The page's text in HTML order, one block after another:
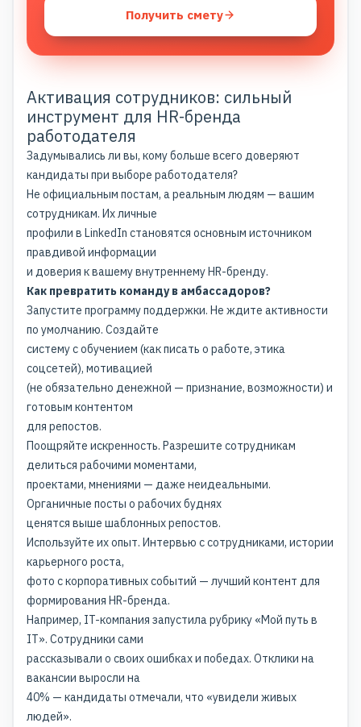
Получить смету
Активация сотрудников: сильный
инструмент для HR-бренда
работодателя
Задумывались ли вы, кому больше всего доверяют
кандидаты при выборе работодателя?
Не официальным постам, а реальным людям — вашим
сотрудникам. Их личные
профили в LinkedIn становятся основным источником
правдивой информации
и доверия к вашему внутреннему HR-бренду.
Как превратить команду в амбассадоров?
Запустите программу поддержки. Не ждите активности
по умолчанию. Создайте
систему с обучением (как писать о работе, этика
соцсетей), мотивацией
(не обязательно денежной — признание, возможности) и
готовым контентом
для репостов.
Поощряйте искренность. Разрешите сотрудникам
делиться рабочими моментами,
проектами, мнениями — даже неидеальными.
Органичные посты о рабочих буднях
ценятся выше шаблонных репостов.
Используйте их опыт. Интервью с сотрудниками, истории
карьерного роста,
фото с корпоративных событий — лучший контент для
формирования HR-бренда.
Например, IT-компания запустила рубрику «Мой путь в
IT». Сотрудники сами
рассказывали о своих ошибках и победах. Отклики на
вакансии выросли на
40% — кандидаты отмечали, что «увидели живых
людей».